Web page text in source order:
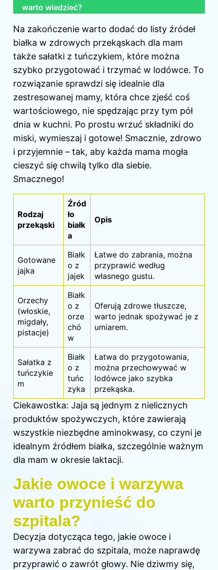
warto wiedzieć?
Na zakończenie warto dodać do listy źródeł
białka w zdrowych przekąskach dla mam
także sałatki z tuńczykiem, które można
szybko przygotować i trzymać w lodówce. To
rozwiązanie sprawdzi się idealnie dla
zestresowanej mamy, która chce zjeść coś
wartościowego, nie spędzając przy tym pół
dnia w kuchni. Po prostu wrzuć składniki do
miski, wymieszaj i gotowe! Smacznie, zdrowo
i przyjemnie – tak, aby każda mama mogła
cieszyć się chwilą tylko dla siebie.
Smacznego!
Rodzaj
przekąski
Źród
ło
białk
a
Opis
Gotowane
jajka
Białk
o z
jajek
Łatwe do zabrania, można
przyprawić według
własnego gustu.
Orzechy
(włoskie,
migdały,
pistacje)
Białk
o z
orze
chó
w
Oferują zdrowe tłuszcze,
warto jednak spożywać je z
umiarem.
Sałatka z
tuńczykie
m
Białk
o z
tuńc
zyka
Łatwa do przygotowania,
można przechowywać w
lodówce jako szybka
przekąska.
Ciekawostka: Jaja są jednym z nielicznych
produktów spożywczych, które zawierają
wszystkie niezbędne aminokwasy, co czyni je
idealnym źródłem białka, szczególnie ważnym
dla mam w okresie laktacji.
Jakie owoce i warzywa
warto przynieść do
szpitala?
Decyzja dotycząca tego, jakie owoce i
warzywa zabrać do szpitala, może naprawdę
przyprawić o zawrót głowy. Nie dziwmy się,